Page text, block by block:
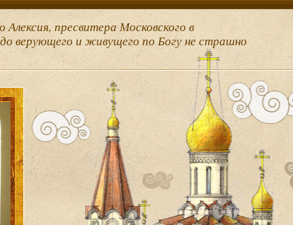
Алексия, пресвитера Московского в
верующего и живущего по Богу не страшно